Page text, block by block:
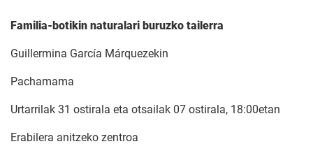
Familia-botikin naturalari buruzko tailerra
Guillermina García Márquezekin
Pachamama
Urtarrilak 31 ostirala eta otsailak 07 ostirala, 18:00etan
Erabilera anitzeko zentroa